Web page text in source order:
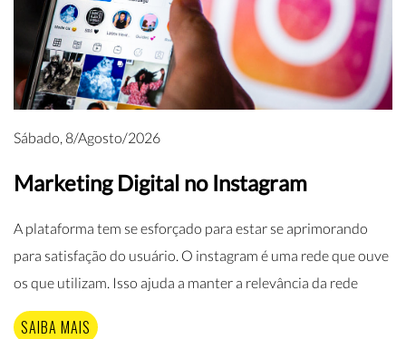
Sábado, 8/Agosto/2026
Marketing Digital no Instagram
A plataforma tem se esforçado para estar se aprimorando
para satisfação do usuário. O instagram é uma rede que ouve
os que utilizam. Isso ajuda a manter a relevância da rede
SAIBA MAIS